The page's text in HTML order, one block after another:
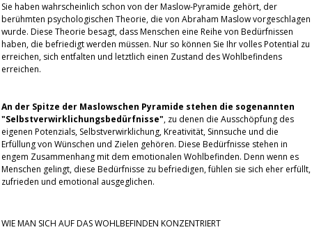
Sie haben wahrscheinlich schon von der Maslow-Pyramide gehört, der
berühmten psychologischen Theorie, die von Abraham Maslow vorgeschlagen
wurde. Diese Theorie besagt, dass Menschen eine Reihe von Bedürfnissen
haben, die befriedigt werden müssen. Nur so können Sie Ihr volles Potential zu
erreichen, sich entfalten und letztlich einen Zustand des Wohlbefindens
erreichen.
An der Spitze der Maslowschen Pyramide stehen die sogenannten
"Selbstverwirklichungsbedürfnisse", zu denen die Ausschöpfung des
eigenen Potenzials, Selbstverwirklichung, Kreativität, Sinnsuche und die
Erfüllung von Wünschen und Zielen gehören. Diese Bedürfnisse stehen in
engem Zusammenhang mit dem emotionalen Wohlbefinden. Denn wenn es
Menschen gelingt, diese Bedürfnisse zu befriedigen, fühlen sie sich eher erfüllt,
zufrieden und emotional ausgeglichen.
WIE MAN SICH AUF DAS WOHLBEFINDEN KONZENTRIERT